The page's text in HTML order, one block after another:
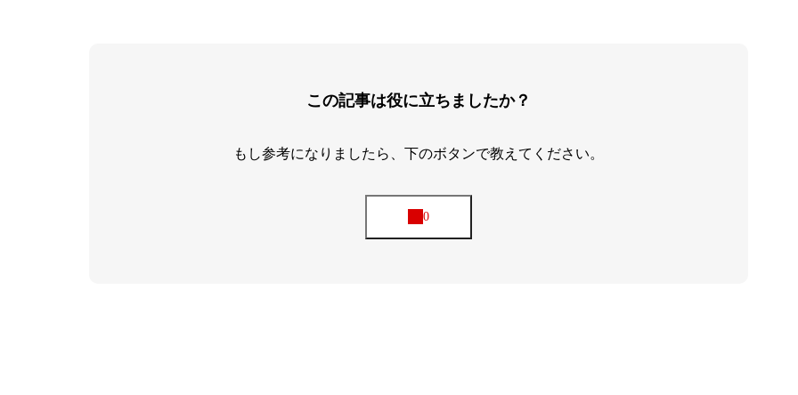
この記事は役に立ちましたか？
もし参考になりましたら、下のボタンで教えてください。